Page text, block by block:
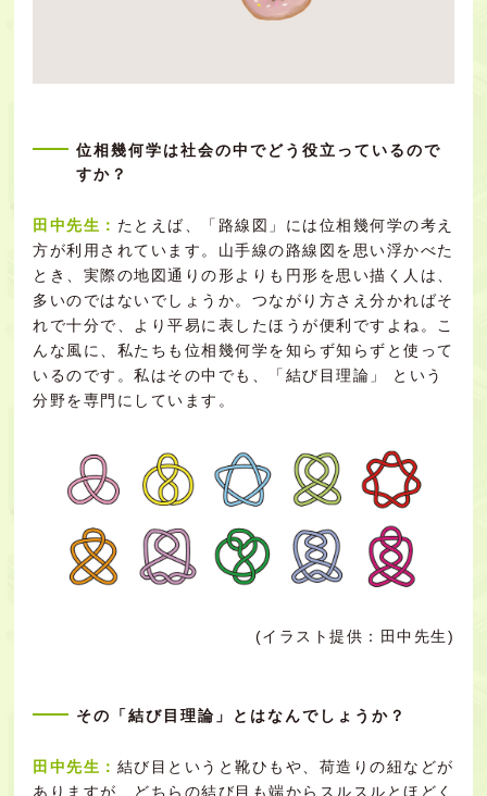
位相幾何学は社会の中でどう役立っているので
すか？
田中先生： たとえば、「路線図」には位相幾何学の考え
方が利用されています。山手線の路線図を思い浮かべた
とき、実際の地図通りの形よりも円形を思い描く人は、
多いのではないでしょうか。つながり方さえ分かればそ
れで十分で、より平易に表したほうが便利ですよね。こ
んな風に、私たちも位相幾何学を知らず知らずと使って
いるのです。私はその中でも、「結び目理論」 という
分野を専門にしています。
(イラスト提供：田中先生)
その「結び目理論」とはなんでしょうか？
田中先生： 結び目というと靴ひもや、荷造りの紐などが
ありますが、どちらの結び目も端からスルスルとほどく